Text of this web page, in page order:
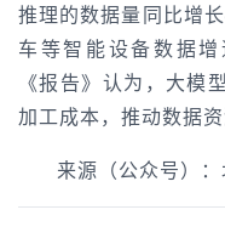
推理的数据量同比增
车等智能设备数据增
《报告》认为，大模
加工成本，推动数据
来源（公众号）